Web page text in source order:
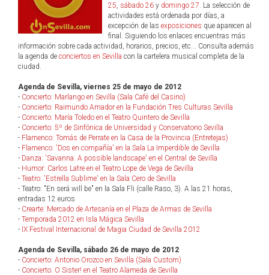
25, sábado 26 y domingo 27. La selección de
actividades está ordenada por días, a
excepción de las exposiciones que aparecen al
final. Siguiendo los enlaces encuentras más
información sobre cada actividad, horarios, precios, etc... Consulta además
la agenda de conciertos en Sevilla con la cartelera musical completa de la
ciudad.
Agenda de Sevilla, viernes 25 de mayo de 2012
- Concierto: Marlango en Sevilla (Sala Café del Casino)
- Concierto: Raimundo Amador en la Fundación Tres Culturas Sevilla
- Concierto: María Toledo en el Teatro Quintero de Sevilla
- Concierto: 5º de Sinfónica de Universidad y Conservatorio Sevilla
- Flamenco: Tomás de Perrate en la Casa de la Provincia (Entretejas)
- Flamenco: 'Dos en compañía' en la Sala La Imperdible de Sevilla
- Danza: 'Savanna. A possible landscape' en el Central de Sevilla
- Humor: Carlos Latre en el Teatro Lope de Vega de Sevilla
- Teatro: 'Estrella Sublime' en la Sala Cero de Sevilla
- Teatro: "En será will be" en la Sala Fli (calle Raso, 3). A las 21 horas,
entradas 12 euros
- Crearte: Mercado de Artesanía en el Plaza de Armas de Sevilla
- Temporada 2012 en Isla Mágica Sevilla
- IX Festival Internacional de Magia Ciudad de Sevilla 2012
Agenda de Sevilla, sábado 26 de mayo de 2012
- Concierto: Antonio Orozco en Sevilla (Sala Custom)
- Concierto: O Sister! en el Teatro Alameda de Sevilla